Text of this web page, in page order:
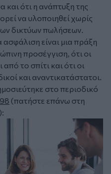
και ότι η ανάπτυξη της
να υλοποιηθεί χωρίς
δικτύων πωλήσεων.
ασφάλιση είναι μια πράξη
προσέγγιση, ότι οι
το σπίτι και ότι οι
και αναντικατάστατοι.
στο περιοδικό
(πατήστε επάνω στη